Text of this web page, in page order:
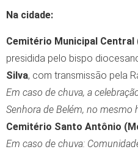
Na cidade:
Cemitério Municipal
presidida pelo bispo
Silva, com transmissão pela
Em caso de chuva, a
Senhora de Belém, no mesmo
Cemitério Santo Antônio
Em caso de chuva: